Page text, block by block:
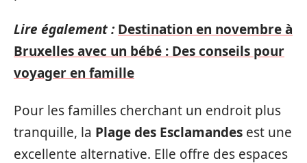
Lire également : Destination en novembre à
Bruxelles avec un bébé : Des conseils pour
voyager en famille
Pour les familles cherchant un endroit plus
tranquille, la Plage des Esclamandes est une
excellente alternative. Elle offre des espaces